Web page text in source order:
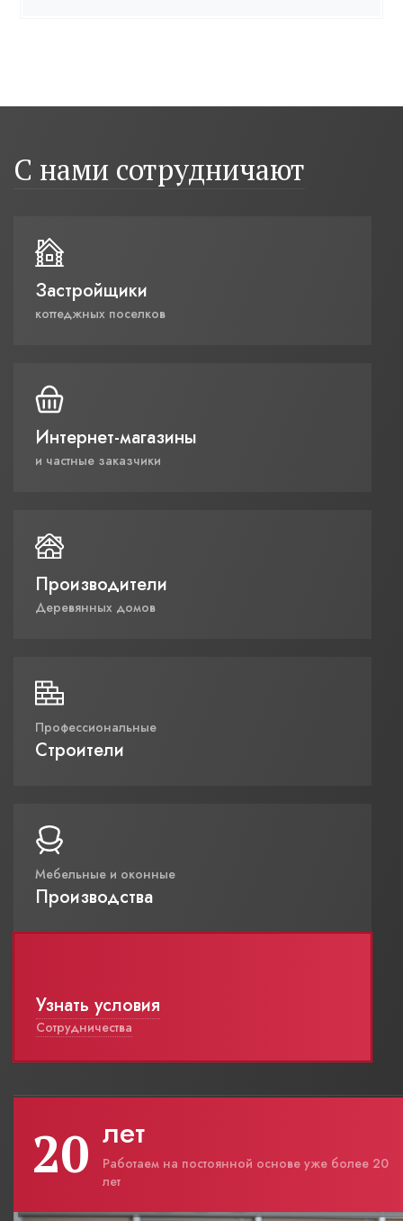
С нами сотрудничают
Застройщики
коттеджных поселков
Интернет-магазины
и частные заказчики
Производители
Деревянных домов
Профессиональные
Строители
Мебельные и оконные
Производства
Узнать условия
Сотрудничества
20 лет
Работаем на постоянной основе уже более 20
лет